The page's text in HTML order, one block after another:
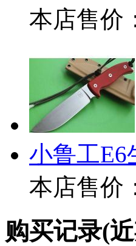
本店售价
小鲁工E6
本店售价
购买记录(